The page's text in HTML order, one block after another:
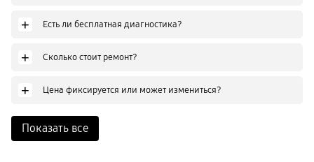
+ Есть ли бесплатная диагностика?
+ Сколько стоит ремонт?
+ Цена фиксируется или может измениться?
Показать все